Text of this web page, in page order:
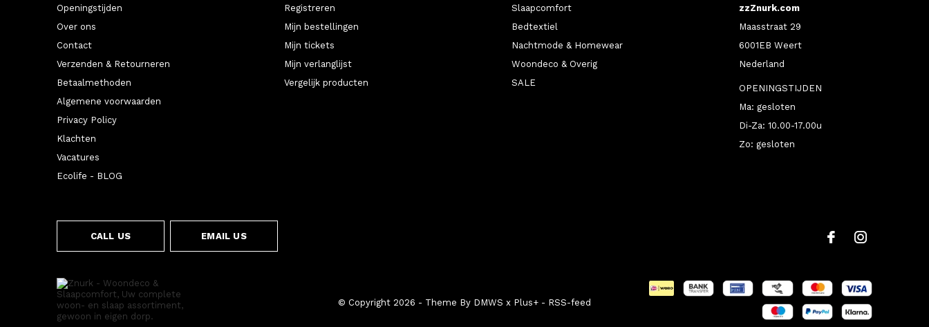
Openingstijden
Over ons
Contact
Verzenden & Retourneren
Betaalmethoden
Algemene voorwaarden
Privacy Policy
Klachten
Vacatures
Ecolife - BLOG
Registreren
Mijn bestellingen
Mijn tickets
Mijn verlanglijst
Vergelijk producten
Slaapcomfort
Bedtextiel
Nachtmode & Homewear
Woondeco & Overig
SALE
zzZnurk.com
Maasstraat 29
6001EB Weert
Nederland
OPENINGSTIJDEN
Ma: gesloten
Di-Za: 10.00-17.00u
Zo: gesloten
CALL US EMAIL US
© Copyright 2026 - Theme By DMWS x Plus+ - RSS-feed